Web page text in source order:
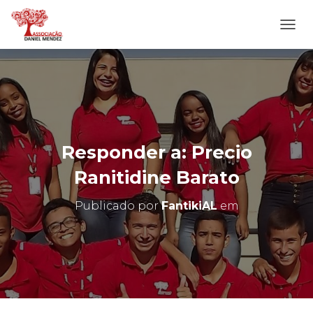
L
T
E
R
N
A
N
A
E
G
O
Responder a: Precio
Ranitidine Barato
Publicado porFantikiALem